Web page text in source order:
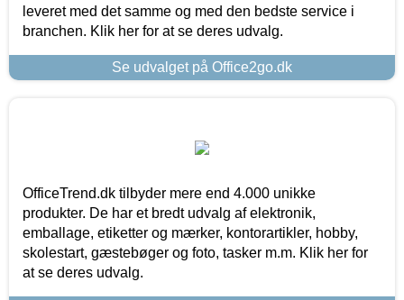
leveret med det samme og med den bedste service i
branchen. Klik her for at se deres udvalg.
Se udvalget på Office2go.dk
OfficeTrend.dk tilbyder mere end 4.000 unikke
produkter. De har et bredt udvalg af elektronik,
emballage, etiketter og mærker, kontorartikler, hobby,
skolestart, gæstebøger og foto, tasker m.m. Klik her for
at se deres udvalg.